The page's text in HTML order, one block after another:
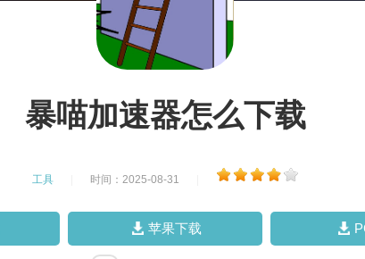
暴喵加速器怎么下载
工具 时间：2025-08-31
苹果下载